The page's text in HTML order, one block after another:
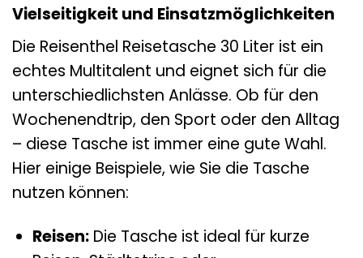
Vielseitigkeit und Einsatzmöglichkeiten
Die Reisenthel Reisetasche 30 Liter ist ein
echtes Multitalent und eignet sich für die
unterschiedlichsten Anlässe. Ob für den
Wochenendtrip, den Sport oder den Alltag
– diese Tasche ist immer eine gute Wahl.
Hier einige Beispiele, wie Sie die Tasche
nutzen können:
Reisen:Die Tasche ist ideal für kurze